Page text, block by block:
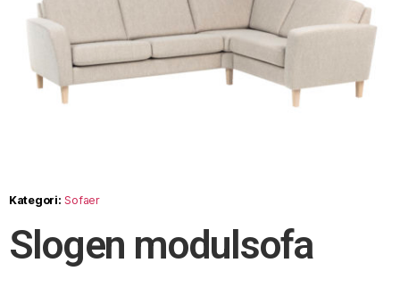
Kategori: Sofaer
Slogen modulsofa